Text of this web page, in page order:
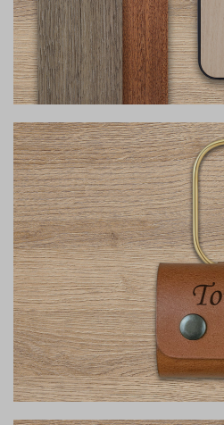
iPhone dėklai
Susikurk